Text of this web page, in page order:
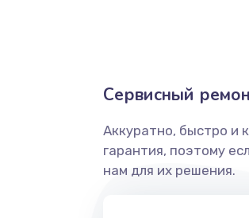
Сервисный
Аккуратно, быстро и
гарантия, поэтому
нам для их решения.